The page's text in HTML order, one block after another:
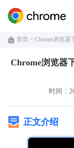
首页 > Chrome浏览
Chrome浏览器
时间：
正文介绍